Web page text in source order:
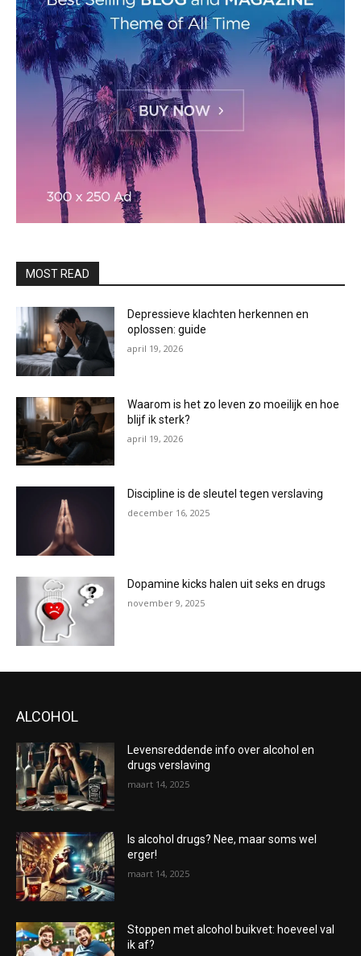
MOST READ
Depressieve klachten herkennen en
oplossen: guide
april 19, 2026
Waarom is het zo leven zo moeilijk en hoe
blijf ik sterk?
april 19, 2026
Discipline is de sleutel tegen verslaving
december 16, 2025
Dopamine kicks halen uit seks en drugs
november 9, 2025
ALCOHOL
Levensreddende info over alcohol en
drugs verslaving
maart 14, 2025
Is alcohol drugs? Nee, maar soms wel
erger!
maart 14, 2025
Stoppen met alcohol buikvet: hoeveel val
ik af?